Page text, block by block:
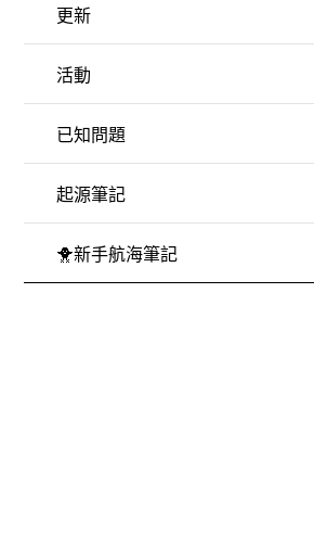
更新
活動
已知問題
起源筆記
🐥新手航海筆記